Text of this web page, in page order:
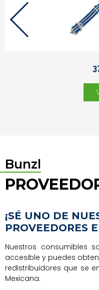
Bunzl
¡SÉ UNO DE
PROVEEDORES
Nuestros consumibles
accesible y puedes
redistribuidores que se
Mexicana.